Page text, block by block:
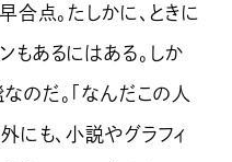
合点。たしかに、ときに
もあるにはある。しか
のだ。「なんだこの人
にも、小説やグラフィ